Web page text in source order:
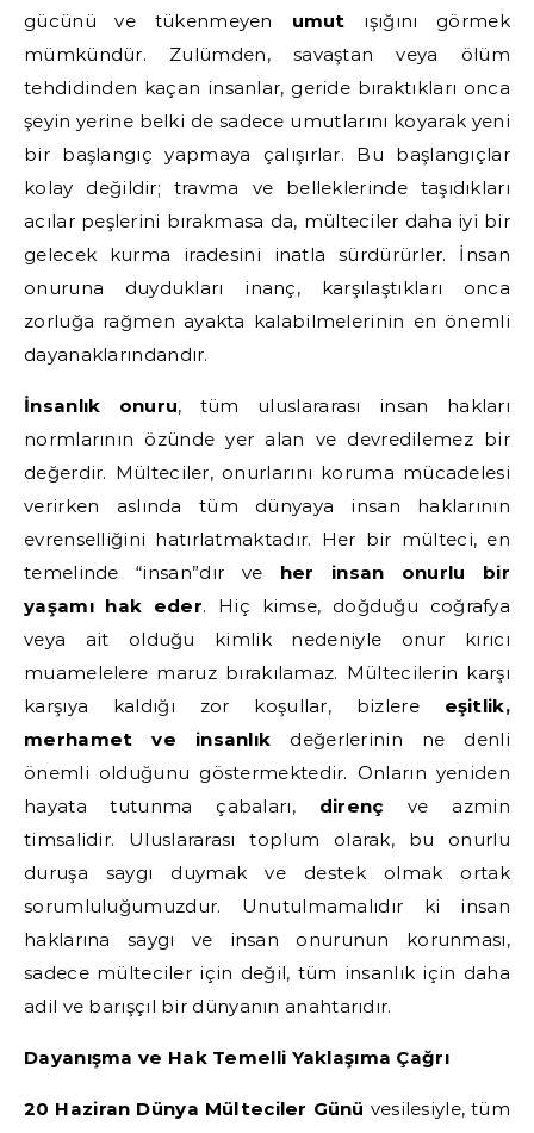
gücünü ve tükenmeyen umut ışığını görmek
mümkündür. Zulümden, savaştan veya ölüm
tehdidinden kaçan insanlar, geride bıraktıkları onca
şeyin yerine belki de sadece umutlarını koyarak yeni
bir başlangıç yapmaya çalışırlar. Bu başlangıçlar
kolay değildir; travma ve belleklerinde taşıdıkları
acılar peşlerini bırakmasa da, mülteciler daha iyi bir
gelecek kurma iradesini inatla sürdürürler. İnsan
onuruna duydukları inanç, karşılaştıkları onca
zorluğa rağmen ayakta kalabilmelerinin en önemli
dayanaklarındandır.
İnsanlık onuru, tüm uluslararası insan hakları
normlarının özünde yer alan ve devredilemez bir
değerdir. Mülteciler, onurlarını koruma mücadelesi
verirken aslında tüm dünyaya insan haklarının
evrenselliğini hatırlatmaktadır. Her bir mülteci, en
temelinde “insan”dır ve her insan onurlu bir
yaşamı hak eder. Hiç kimse, doğduğu coğrafya
veya ait olduğu kimlik nedeniyle onur kırıcı
muamelelere maruz bırakılamaz. Mültecilerin karşı
karşıya kaldığı zor koşullar, bizlere eşitlik,
merhamet ve insanlık değerlerinin ne denli
önemli olduğunu göstermektedir. Onların yeniden
hayata tutunma çabaları, direnç ve azmin
timsalidir. Uluslararası toplum olarak, bu onurlu
duruşa saygı duymak ve destek olmak ortak
sorumluluğumuzdur. Unutulmamalıdır ki insan
haklarına saygı ve insan onurunun korunması,
sadece mülteciler için değil, tüm insanlık için daha
adil ve barışçıl bir dünyanın anahtarıdır.
Dayanışma ve Hak Temelli Yaklaşıma Çağrı
20 Haziran Dünya Mülteciler Günü vesilesiyle, tüm